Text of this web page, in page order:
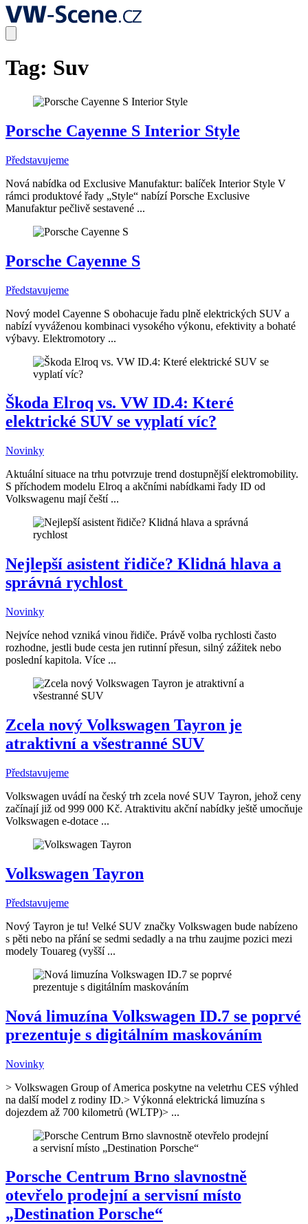
Tag: Suv
Porsche Cayenne S Interior Style
Představujeme
Nová nabídka od Exclusive Manufaktur: balíček Interior Style V
rámci produktové řady „Style“ nabízí Porsche Exclusive
Manufaktur pečlivě sestavené ...
Porsche Cayenne S
Představujeme
Nový model Cayenne S obohacuje řadu plně elektrických SUV a
nabízí vyváženou kombinaci vysokého výkonu, efektivity a bohaté
výbavy. Elektromotory ...
Škoda Elroq vs. VW ID.4: Které
elektrické SUV se vyplatí víc?
Novinky
Aktuální situace na trhu potvrzuje trend dostupnější elektromobility.
S příchodem modelu Elroq a akčními nabídkami řady ID od
Volkswagenu mají čeští ...
Nejlepší asistent řidiče? Klidná hlava a
správná rychlost
Novinky
Nejvíce nehod vzniká vinou řidiče. Právě volba rychlosti často
rozhodne, jestli bude cesta jen rutinní přesun, silný zážitek nebo
poslední kapitola. Více ...
Zcela nový Volkswagen Tayron je
atraktivní a všestranné SUV
Představujeme
Volkswagen uvádí na český trh zcela nové SUV Tayron, jehož ceny
začínají již od 999 000 Kč. Atraktivitu akční nabídky ještě umocňuje
Volkswagen e-dotace ...
Volkswagen Tayron
Představujeme
Nový Tayron je tu! Velké SUV značky Volkswagen bude nabízeno
s pěti nebo na přání se sedmi sedadly a na trhu zaujme pozici mezi
modely Touareg (vyšší ...
Nová limuzína Volkswagen ID.7 se poprvé
prezentuje s digitálním maskováním
Novinky
> Volkswagen Group of America poskytne na veletrhu CES výhled
na další model z rodiny ID.> Výkonná elektrická limuzína s
dojezdem až 700 kilometrů (WLTP)> ...
Porsche Centrum Brno slavnostně
otevřelo prodejní a servisní místo
„Destination Porsche“